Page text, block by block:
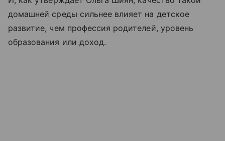
домашней среды сильнее влияет на детское
развитие, чем профессия родителей, уровень
образования или доход.